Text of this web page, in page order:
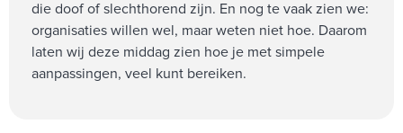
die doof of slechthorend zijn. En nog te vaak zien we:
organisaties willen wel, maar weten niet hoe. Daarom
laten wij deze middag zien hoe je met simpele
aanpassingen, veel kunt bereiken.